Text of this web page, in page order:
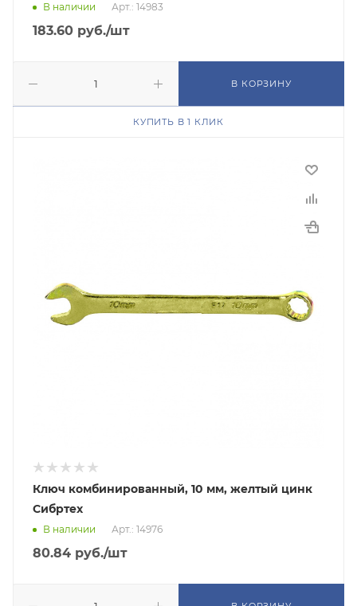
В наличии Арт.: 14983
183.60 руб./шт
В КОРЗИНУ
КУПИТЬ В 1 КЛИК
Ключ комбинированный, 10 мм, желтый цинк
Сибртех
В наличии Арт.: 14976
80.84 руб./шт